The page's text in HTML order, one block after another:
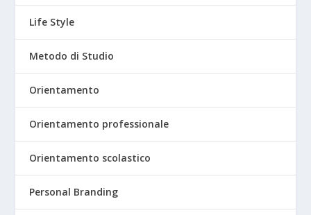
Life Style
Metodo di Studio
Orientamento
Orientamento professionale
Orientamento scolastico
Personal Branding